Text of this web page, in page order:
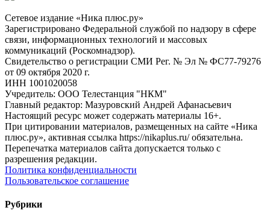
Сетевое издание «Ника плюс.ру»
Зарегистрировано Федеральной службой по надзору в сфере
связи, информационных технологий и массовых
коммуникаций (Роскомнадзор).
Свидетельство о регистрации СМИ Рег. № Эл № ФС77-79276
от 09 октября 2020 г.
ИНН 1001020058
Учредитель: ООО Телестанция "НКМ"
Главный редактор: Мазуровский Андрей Афанасьевич
Настоящий ресурс может содержать материалы 16+.
При цитировании материалов, размещенных на сайте «Ника
плюс.ру», активная ссылка https://nikaplus.ru/ обязательна.
Перепечатка материалов сайта допускается только с
разрешения редакции.
Политика конфиденциальности
Пользовательское соглашение
Рубрики